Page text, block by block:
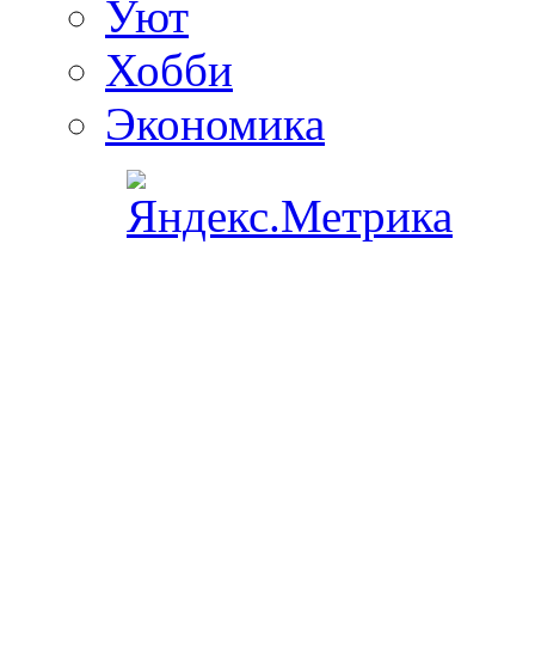
Уют
Хобби
Экономика